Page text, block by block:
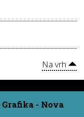
Na vrh
Grafika - Nova